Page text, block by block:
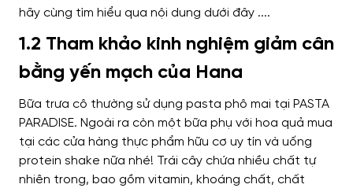
1.2 Tham khảo kinh nghiệm giảm cân
bằng yến mạch của Hana
Bữa trưa cô thường sử dụng pasta phô mai tại PASTA
PARADISE. Ngoài ra còn một bữa phụ với hoa quả mua
tại các cửa hàng thực phẩm hữu cơ uy tín và uống
protein shake nữa nhé! Trái cây chứa nhiều chất tự
nhiên trong, bao gồm vitamin, khoáng chất, chất